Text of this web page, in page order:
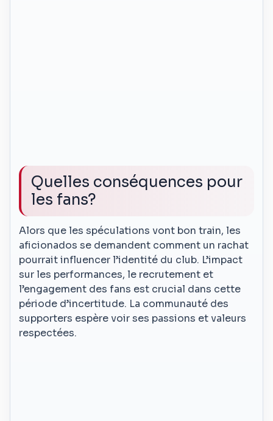
Quelles conséquences pour
les fans?
Alors que les spéculations vont bon train, les
aficionados se demandent comment un rachat
pourrait influencer l’identité du club. L’impact
sur les performances, le recrutement et
l’engagement des fans est crucial dans cette
période d’incertitude. La communauté des
supporters espère voir ses passions et valeurs
respectées.